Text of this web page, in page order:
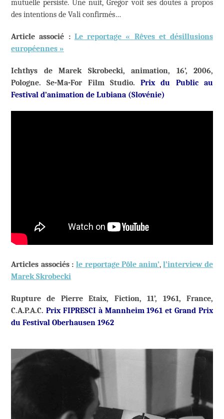
mutuelle persiste. Une nuit, Gregor voit ses doutes à propos
des intentions de Vali confirmés…
Article associé : Le reportage « Rêves et désillusions
européennes »
Ichthys de Marek Skrobecki, animation, 16’, 2006,
Pologne. Se-Ma-For Film Studio.Prix du Public au
Festival d’animation de Lubiana (Slovénie)
Articles associés : le reportage Pôle anim’,l’interview de
Marek Skrobecki
Rupture de Pierre Etaix, Fiction, 11’, 1961, France,
C.A.P.A.C. Prix FIPRESCI à Mannheim 1961 et Grand Prix
du Festival Oberhausen 1962